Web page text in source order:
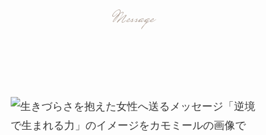
Message